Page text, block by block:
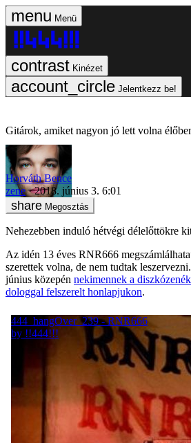
Menü
Kinézet
Jelentkezz be!
Gitárok, amiket nagyon jó lett volna
Horváth Bence
zene
2018. június 3. 6:01
Megosztás
Nehezebben induló hétvégi délelőttökre
Az idén 13 éves RNR666
szerettek volna, de nem tudtak
június közepén nekimennek a
dologgal felszerelt honlapjukon.